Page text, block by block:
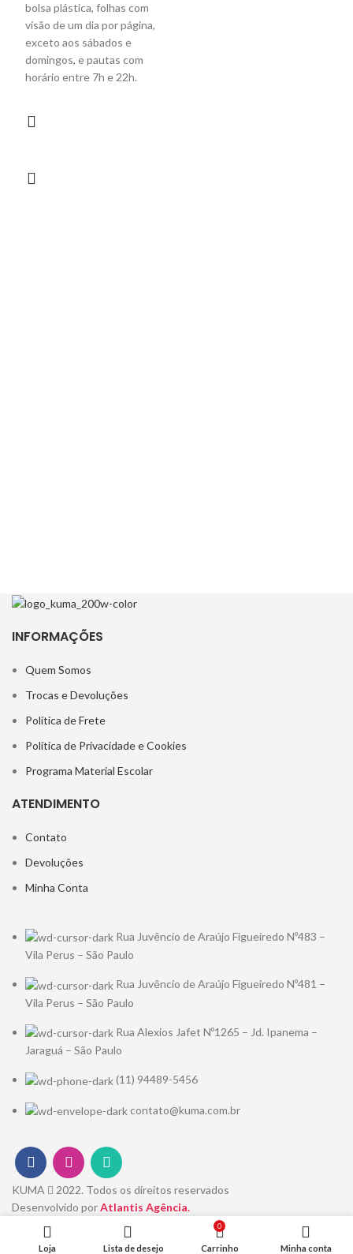
bolsa plástica, folhas com
visão de um dia por página,
exceto aos sábados e
domingos, e pautas com
horário entre 7h e 22h.
INFORMAÇÕES
Quem Somos
Trocas e Devoluções
Política de Frete
Política de Privacidade e Cookies
Programa Material Escolar
ATENDIMENTO
Contato
Devoluções
Minha Conta
Rua Juvêncio de Araújo Figueiredo Nº483 –
Vila Perus – São Paulo
Rua Juvêncio de Araújo Figueiredo Nº481 –
Vila Perus – São Paulo
Rua Alexios Jafet Nº1265 – Jd. Ipanema –
Jaraguá – São Paulo
(11) 94489-5456
contato@kuma.com.br
KUMA
2022. Todos os direitos reservados
Desenvolvido porAtlantis Agência.
Loja Lista de desejo
0
Carrinho Minha conta